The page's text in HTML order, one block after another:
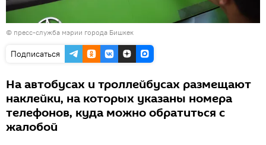
© пресс-служба мэрии города Бишкек
Подписаться
На автобусах и троллейбусах размещают
наклейки, на которых указаны номера
телефонов, куда можно обратиться с
жалобой